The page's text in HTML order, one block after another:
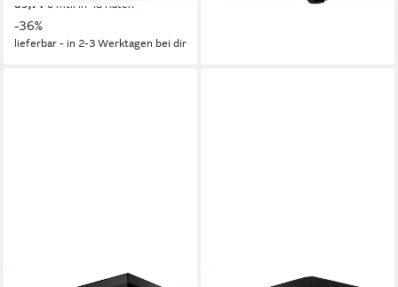
89,71 € mtl. in 48 Raten
-36%
lieferbar - in 2-3 Werktagen bei dir